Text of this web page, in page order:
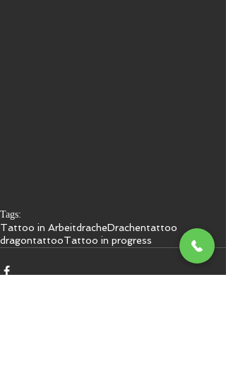
Tags:
Tattoo in ArbeitdracheDrachentattoo
dragontattooTattoo in progress